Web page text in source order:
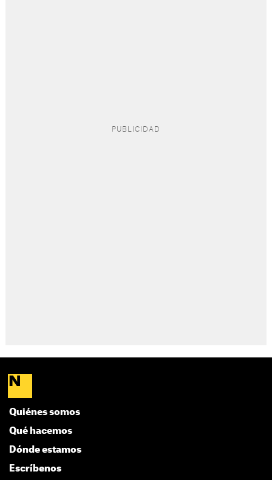
Quiénes somos
Qué hacemos
Dónde estamos
Escríbenos